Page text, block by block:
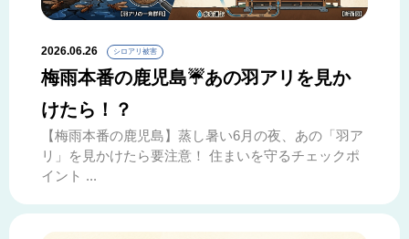
2026.06.26 シロアリ被害
梅雨本番の鹿児島☔あの羽アリを見か
けたら！？
【梅雨本番の鹿児島】蒸し暑い6月の夜、あの「羽ア
リ」を見かけたら要注意！ 住まいを守るチェックポ
イント ...